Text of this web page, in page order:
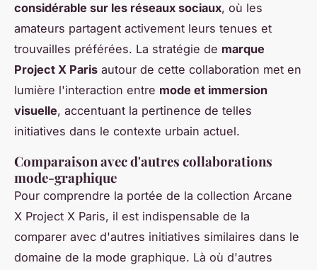
considérable sur les réseaux sociaux, où les
amateurs partagent activement leurs tenues et
trouvailles préférées. La stratégie de marque
Project X Paris autour de cette collaboration met en
lumière l'interaction entre mode et immersion
visuelle, accentuant la pertinence de telles
initiatives dans le contexte urbain actuel.
Comparaison avec d'autres collaborations
mode-graphique
Pour comprendre la portée de la collection Arcane
X Project X Paris, il est indispensable de la
comparer avec d'autres initiatives similaires dans le
domaine de la mode graphique. Là où d'autres